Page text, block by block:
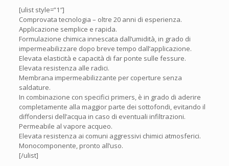
[ulist style=”1″]
Comprovata tecnologia – oltre 20 anni di esperienza.
Applicazione semplice e rapida.
Formulazione chimica innescata dall’umidità, in grado di
impermeabilizzare dopo breve tempo dall’applicazione.
Elevata elasticità e capacità di far ponte sulle fessure.
Elevata resistenza alle radici.
Membrana impermeabilizzante per coperture senza
saldature.
In combinazione con specifici primers, è in grado di aderire
completamente alla maggior parte dei sottofondi, evitando il
diffondersi dell’acqua in caso di eventuali infiltrazioni.
Permeabile al vapore acqueo.
Elevata resistenza ai comuni aggressivi chimici atmosferici.
Monocomponente, pronto all’uso.
[/ulist]